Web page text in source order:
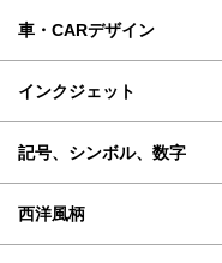
車・CARデザイン
インクジェット
記号、シンボル、数字
西洋風柄